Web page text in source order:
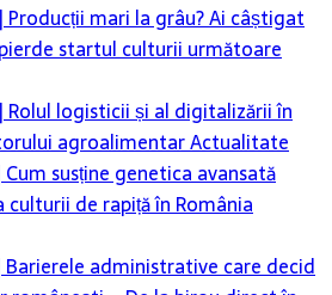
Producții mari la grâu? Ai câștigat
startul culturii următoare
Rolul logisticii și al digitalizării în
agroalimentarActualitate
Cum susține genetica avansată
de rapiță în România
Barierele administrative care decid